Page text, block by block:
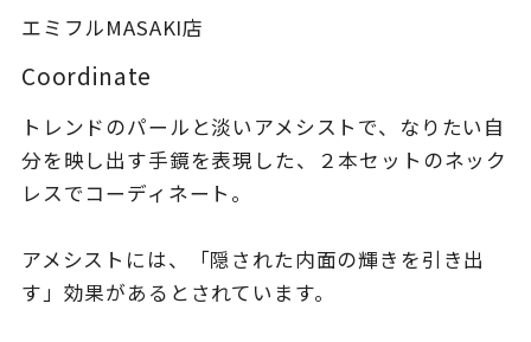
レディース
リングサイズ
～
エミフルMASAKI店
Coordinate
トレンドのパールと淡いアメシストで、なりたい自
分を映し出す手鏡を表現した、２本セットのネック
レスでコーディネート。
アメシストには、「隠された内面の輝きを引き出
す」効果があるとされています。